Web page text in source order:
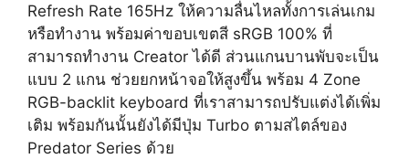
Refresh Rate 165Hz ให้ความลื่นไหลทั้งการเล่นเกม
หรือทำงาน พร้อมค่าขอบเขตสี sRGB 100% ที่
สามารถทำงาน Creator ได้ดี ส่วนแกนบานพับจะเป็น
แบบ 2 แกน ช่วยยกหน้าจอให้สูงขึ้น พร้อม 4 Zone
RGB-backlit keyboard ที่เราสามารถปรับแต่งได้เพิ่ม
เติม พร้อมกันนั้นยังได้มีปุ่ม Turbo ตามสไตล์ของ
Predator Series ด้วย